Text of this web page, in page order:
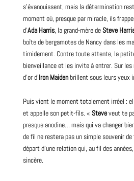
s’évanouissent, mais la détermination
moment où, presque par miracle, ils
d’Ada Harris, la grand-mère deSteve
boîte de bergamotes de Nancy dans les
timidement. Contre toute attente, la
bienveillance et les invite à entrer. Sur les
d’or d’Iron Maidenbrillent sous leurs yeux
Puis vient le moment totalement irréel :
et appelle son petit-fils. « Steveveut te
presque anodine… mais qui va changer
de fil ne restera pas un simple souvenir
départ d’une relation qui, au fil des
sincère.